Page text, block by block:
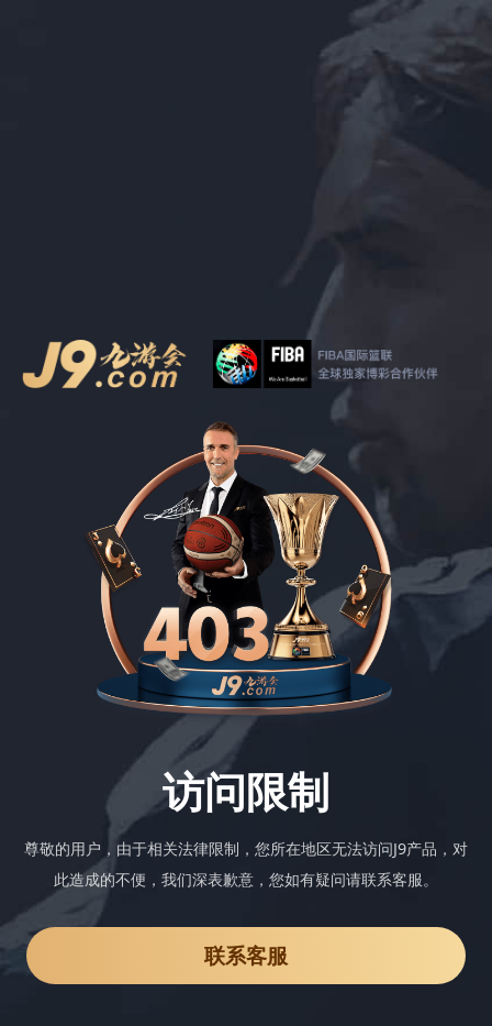
访问限制
尊敬的用户，由于相关法律限制，您所在地区无法访问J9产品，对
此造成的不便，我们深表歉意，您如有疑问请联系客服。
联系客服